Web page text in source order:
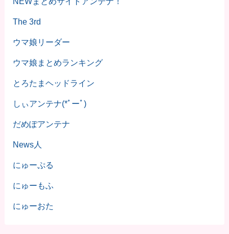
The 3rd
ウマ娘リーダー
ウマ娘まとめランキング
とろたまヘッドライン
しぃアンテナ(*ﾟーﾟ)
だめぽアンテナ
News人
にゅーぷる
にゅーもふ
にゅーおた